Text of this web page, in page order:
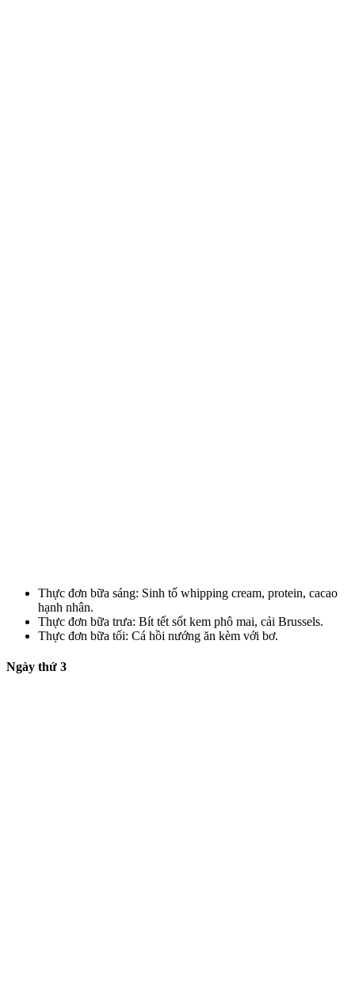
Thực đơn bữa sáng: Sinh tố whipping cream, protein, cacao
hạnh nhân.
Thực đơn bữa trưa: Bít tết sốt kem phô mai, cải Brussels.
Thực đơn bữa tối: Cá hồi nướng ăn kèm với bơ.
Ngày thứ 3